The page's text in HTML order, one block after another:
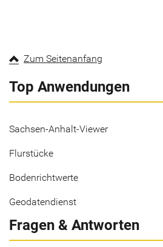
Zum Seitenanfang
Top Anwendungen
Sachsen-Anhalt-Viewer
Flurstücke
Bodenrichtwerte
Geodatendienst
Fragen & Antworten